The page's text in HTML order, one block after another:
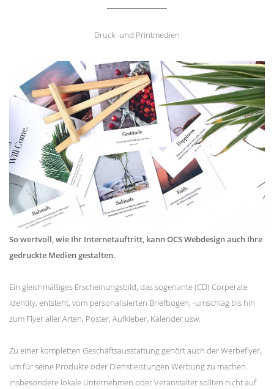
Druck -und Printmedien
So wertvoll, wie Ihr Internetauftritt, kann OCS Webdesign auch Ihre
gedruckte Medien gestalten.
Ein gleichmäßiges Erscheinungsbild, das sogenante (CD) Corperate
Identity, entsteht, vom personalisierten Briefbogen, -umschlag bis hin
zum Flyer aller Arten, Poster, Aufkleber, Kalender usw.
Zu einer kompletten Geschäftsausstattung gehört auch der Werbeflyer,
um für seine Produkte oder Dienstleistungen Werbung zu machen.
Insbesondere lokale Unternehmen oder Veranstalter sollten nicht auf